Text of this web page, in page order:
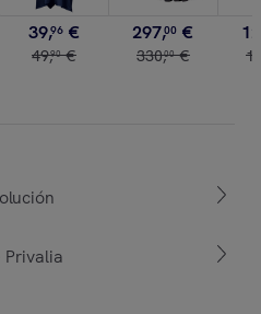
39,96 €
49,90 €
297,00 €
330,00 €
Privalia